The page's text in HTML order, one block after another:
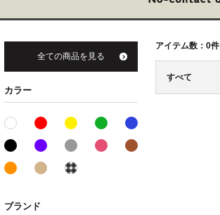
アイテム数： 0件
すべて
全ての商品を見る
カラー
ホワイト系レッド系 イエロー系グリーン系
ブラック系パープル系グレー系 ピンク系
オレンジ系ベージュ系
ブランド